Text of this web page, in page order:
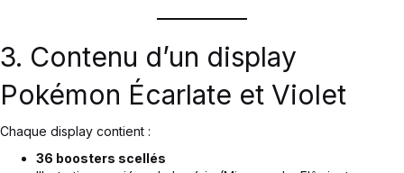
3. Contenu d’un display
Pokémon Écarlate et Violet
Chaque display contient :
36 boosters scellés